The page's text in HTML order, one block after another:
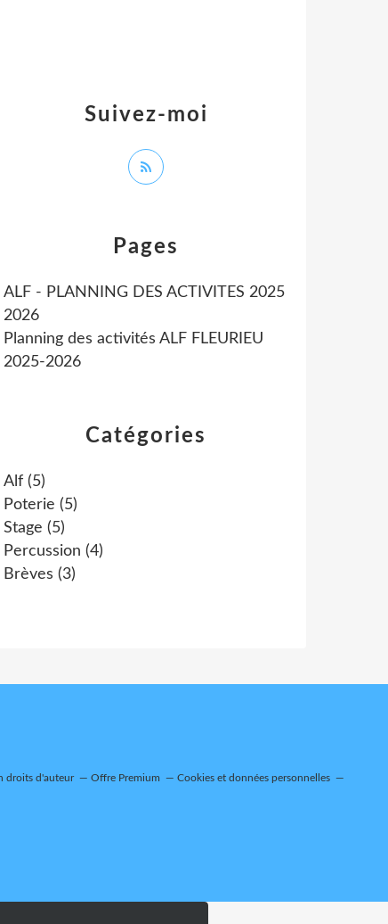
Catégories
Alf (5)
Poterie (5)
Stage (5)
Percussion (4)
Brèves (3)
Pages
ALF - PLANNING DES ACTIVITES 2025
2026
Planning des activités ALF FLEURIEU
2025-2026
Suivez-moi
droits d'auteur Offre Premium Cookies et données personnelles